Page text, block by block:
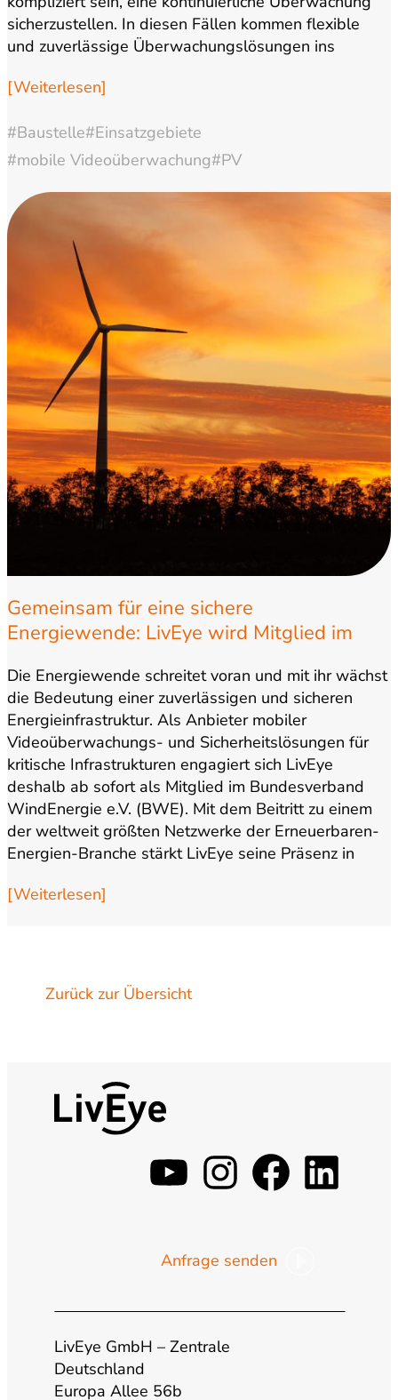
sicherzustellen. In diesen Fällen kommen flexible
und zuverlässige Überwachungslösungen ins
[Weiterlesen]
#Baustelle#Einsatzgebiete
#mobile Videoüberwachung#PV
Gemeinsam für eine sichere
Energiewende: LivEye wird Mitglied im
Die Energiewende schreitet voran und mit ihr wächst
die Bedeutung einer zuverlässigen und sicheren
Energieinfrastruktur. Als Anbieter mobiler
Videoüberwachungs- und Sicherheitslösungen für
kritische Infrastrukturen engagiert sich LivEye
deshalb ab sofort als Mitglied im Bundesverband
WindEnergie e.V. (BWE). Mit dem Beitritt zu einem
der weltweit größten Netzwerke der Erneuerbaren-
Energien-Branche stärkt LivEye seine Präsenz in
[Weiterlesen]
Zurück zur Übersicht
y
u
t
s
t
e
k
Anfrage senden
LivEye GmbH – Zentrale
Deutschland
Europa Allee 56b